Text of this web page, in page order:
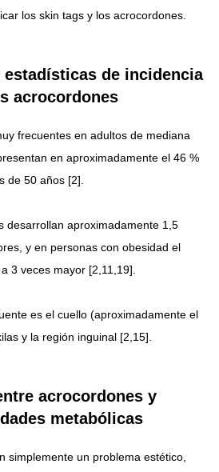
los skin tags y los acrocordones.
de incidencia
acrocordones
frecuentes en adultos de mediana
en aproximadamente el 46 %
de 50 años [2].
desarrollan aproximadamente 1,5
y en personas con obesidad el
3 veces mayor [2,11,19].
es el cuello (aproximadamente el
y la región inguinal [2,15].
acrocordones y
metabólicas
simplemente un problema estético,